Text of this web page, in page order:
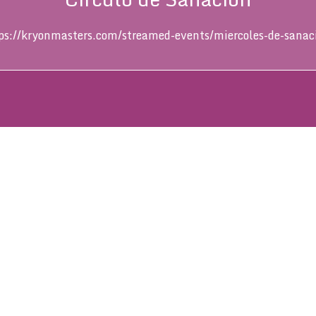
kryonmasters.com/streamed-events/miercoles-de-